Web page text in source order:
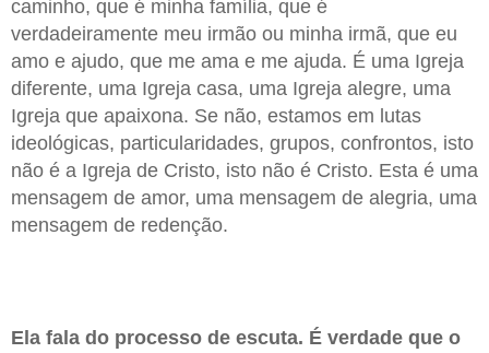
caminho, que é minha família, que é
verdadeiramente meu irmão ou minha irmã, que eu
amo e ajudo, que me ama e me ajuda. É uma Igreja
diferente, uma Igreja casa, uma Igreja alegre, uma
Igreja que apaixona. Se não, estamos em lutas
ideológicas, particularidades, grupos, confrontos, isto
não é a Igreja de Cristo, isto não é Cristo. Esta é uma
mensagem de amor, uma mensagem de alegria, uma
mensagem de redenção.
Ela fala do processo de escuta. É verdade que o